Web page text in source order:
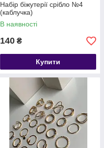
Набір біжутерії срібло №4
(каблучка)
В наявності
140 ₴
Купити